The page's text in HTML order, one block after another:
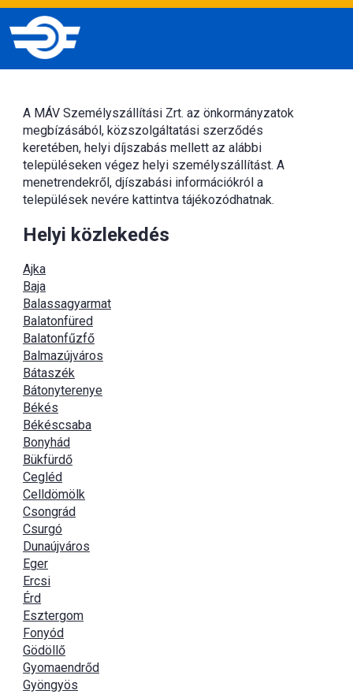
A MÁV Személyszállítási Zrt. az önkormányzatok
megbízásából, közszolgáltatási szerződés
keretében, helyi díjszabás mellett az alábbi
településeken végez helyi személyszállítást. A
menetrendekről, djíszabási információkról a
települések nevére kattintva tájékozódhatnak.
Helyi közlekedés
Ajka
Baja
Balassagyarmat
Balatonfüred
Balatonfűzfő
Balmazújváros
Bátaszék
Bátonyterenye
Békés
Békéscsaba
Bonyhád
Bükfürdő
Cegléd
Celldömölk
Csongrád
Csurgó
Dunaújváros
Eger
Ercsi
Érd
Esztergom
Fonyód
Gödöllő
Gyomaendrőd
Gyöngyös